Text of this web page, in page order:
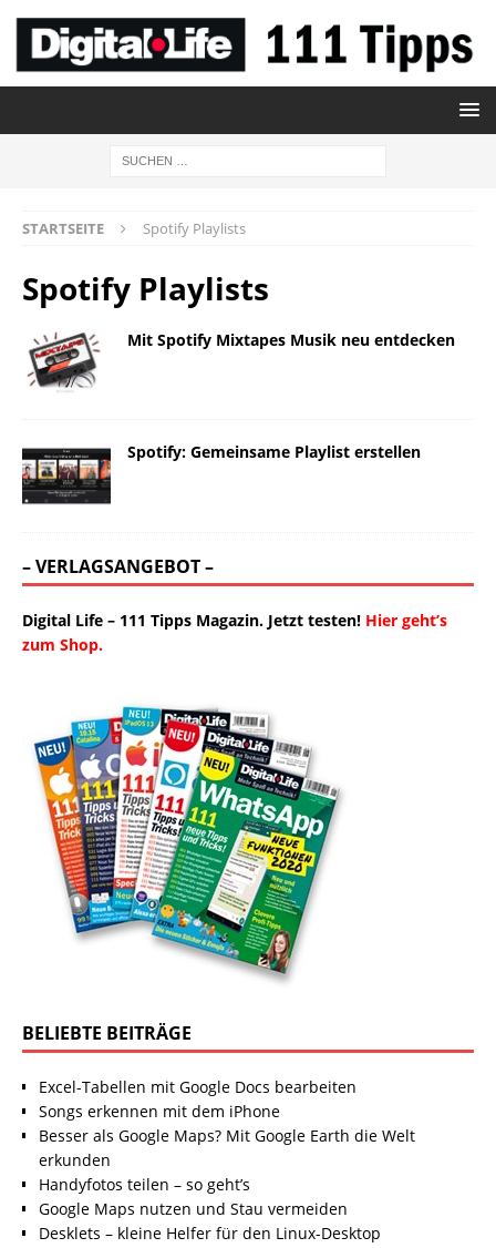
STARTSEITE Spotify Playlists
Spotify Playlists
Mit Spotify Mixtapes Musik neu entdecken
Spotify: Gemeinsame Playlist erstellen
– VERLAGSANGEBOT –
Digital Life – 111 Tipps Magazin. Jetzt testen! Hier geht’s
zum Shop.
BELIEBTE BEITRÄGE
Excel-Tabellen mit Google Docs bearbeiten
Songs erkennen mit dem iPhone
Besser als Google Maps? Mit Google Earth die Welt
erkunden
Handyfotos teilen – so geht’s
Google Maps nutzen und Stau vermeiden
Desklets – kleine Helfer für den Linux-Desktop